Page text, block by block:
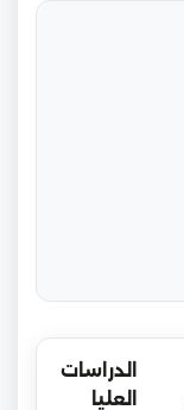
الدراسات
العليا